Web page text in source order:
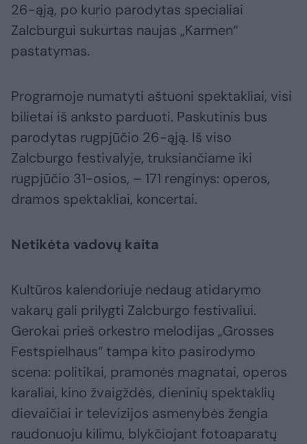
26-ąją, po kurio parodytas specialiai
Zalcburgui sukurtas naujas „Karmen“
pastatymas.
Programoje numatyti aštuoni spektakliai, visi
bilietai iš anksto parduoti. Paskutinis bus
parodytas rugpjūčio 26-ąją. Iš viso
Zalcburgo festivalyje, truksiančiame iki
rugpjūčio 31-osios, – 171 renginys: operos,
dramos spektakliai, koncertai.
Netikėta vadovų kaita
Kultūros kalendoriuje nedaug atidarymo
vakarų gali prilygti Zalcburgo festivaliui.
Gerokai prieš orkestro melodijas „Grosses
Festspielhaus“ tampa kito pasirodymo
scena: politikai, pramonės magnatai, operos
karaliai, kino žvaigždės, dieninių spektaklių
dievaičiai ir televizijos asmenybės žengia
raudonuoju kilimu, blykčiojant fotoaparatų